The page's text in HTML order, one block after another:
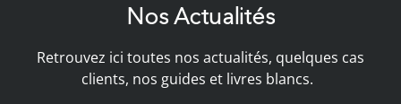
Nos Actualités
Retrouvez ici toutes nos actualités, quelques cas
clients, nos guides et livres blancs.